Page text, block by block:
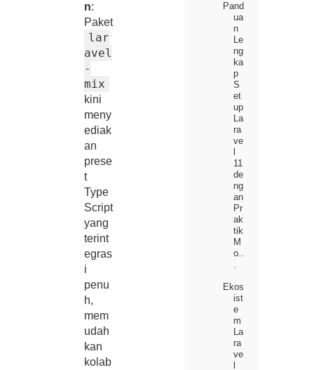
n:
Paket
lar
avel
-
mix
kini
meny
ediak
an
prese
t
Type
Script
yang
terint
egras
i
penu
h,
mem
udah
kan
kolab
Pand
ua
n
Le
ng
ka
p
S
et
up
La
ra
ve
11
de
ng
an
Pr
ak
tik
M
o..
.
Ekos
ist
e
m
La
ra
ve